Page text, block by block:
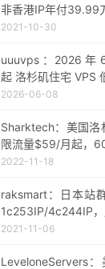
非香港IP年付39.99
2021-10-30
uuuvps ：2026 年
起 洛杉矶住宅 VPS
2026-06-08
Sharktech：美国洛
限流量$59/月起，
2022-11-18
raksmart：日本站
1c253IP/4c244IP
2021-11-06
LeveloneServers